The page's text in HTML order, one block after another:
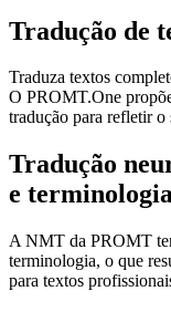
Tradução de
Traduza textos
O PROMT.One
tradução para refletir
Tradução
e
A NMT da PROMT
terminologia, o que
para textos